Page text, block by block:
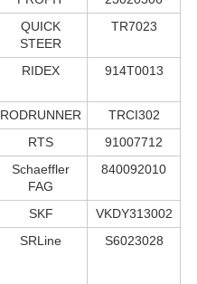
QUICK
STEER
TR7023
RIDEX 914T0013
RODRUNNER
TRCI302
RTS
91007712
Schaeffler
FAG
840092010
SKF
VKDY313002
SRLine S6023028